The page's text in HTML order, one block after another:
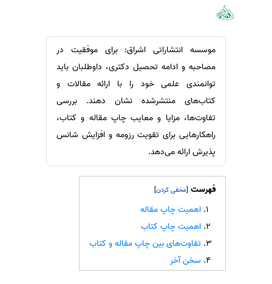
ترجمه عربی به فارسی
سفارش ویرایش
سفارش فرمت‌بندی
سفارش کاهش کمیت
سفارش معرفی مجله
سفارش معرفی مقاله
سفارش معرفی کتاب
سفارش چکیده مبسوط
سفارش گویندگی
سفارش تولید محتوا
سفارش ترجمه همزمان
سفارش چکیده گرافیکی
سفارش تهیه کاورلتر
موسسه انتشاراتی اشراق: برای موفقیت در
مصاحبه و ادامه تحصیل دکتری، داوطلبان باید
توانمندی علمی خود را با ارائه مقالات و
کتاب‌های منتشرشده نشان دهند. بررسی
تفاوت‌ها، مزایا و معایب چاپ مقاله و کتاب،
راهکارهایی برای تقویت رزومه و افزایش شانس
پذیرش ارائه می‌دهد.
فهرست [
]
اهمیت چاپ مقاله
اهمیت چاپ کتاب
تفاوت‌های بین چاپ مقاله و کتاب
سخن آخر